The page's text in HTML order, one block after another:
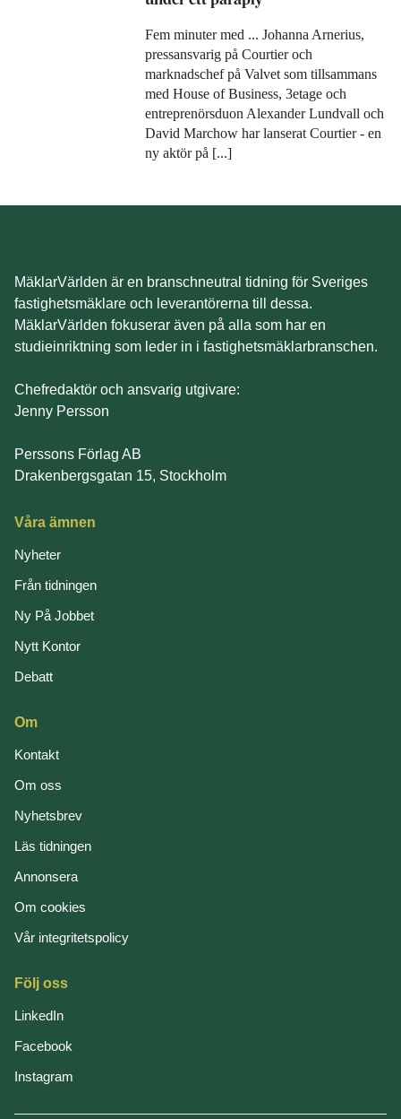
Fem minuter med ... Johanna Arnerius,
pressansvarig på Courtier och
marknadschef på Valvet som tillsammans
med House of Business, 3etage och
entreprenörsduon Alexander Lundvall och
David Marchow har lanserat Courtier - en
ny aktör på [...]
MäklarVärlden är en branschneutral tidning för Sveriges
fastighetsmäklare och leverantörerna till dessa.
MäklarVärlden fokuserar även på alla som har en
studieinriktning som leder in i fastighetsmäklarbranschen.
Chefredaktör och ansvarig utgivare:
Jenny Persson
Perssons Förlag AB
Drakenbergsgatan 15, Stockholm
Våra ämnen
Nyheter
Från tidningen
Ny På Jobbet
Nytt Kontor
Debatt
Om
Kontakt
Om oss
Nyhetsbrev
Läs tidningen
Annonsera
Om cookies
Vår integritetspolicy
Följ oss
LinkedIn
Facebook
Instagram